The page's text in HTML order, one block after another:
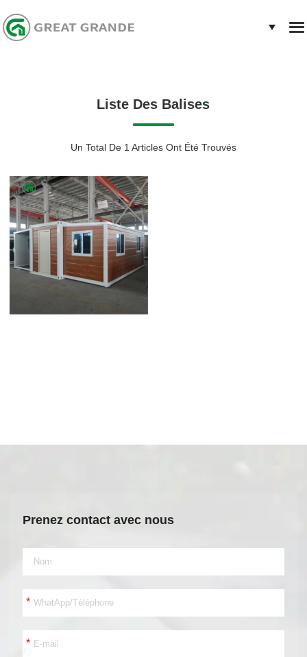
Liste Des Balises
Un Total De 1 Articles Ont Été Trouvés
Prenez contact avec nous
*
*